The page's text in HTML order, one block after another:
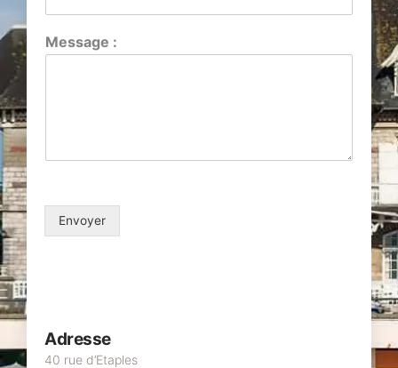
Message :
Envoyer
Adresse
40 rue d’Etaples